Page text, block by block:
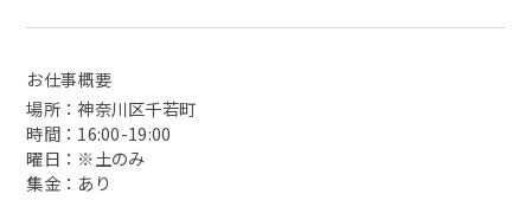
お仕事概要
場所：神奈川区千若町
時間：16:00-19:00
曜日：※土のみ
集金：あり